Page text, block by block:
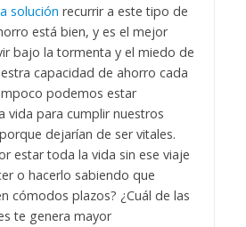
solución recurrir a este tipo de
está bien, y es el mejor
bajo la tormenta y el miedo de
capacidad de ahorro cada
podemos estar
vida para cumplir nuestros
dejarían de ser vitales.
estar toda la vida sin ese viaje
o hacerlo sabiendo que
cómodos plazos? ¿Cuál de las
te genera mayor